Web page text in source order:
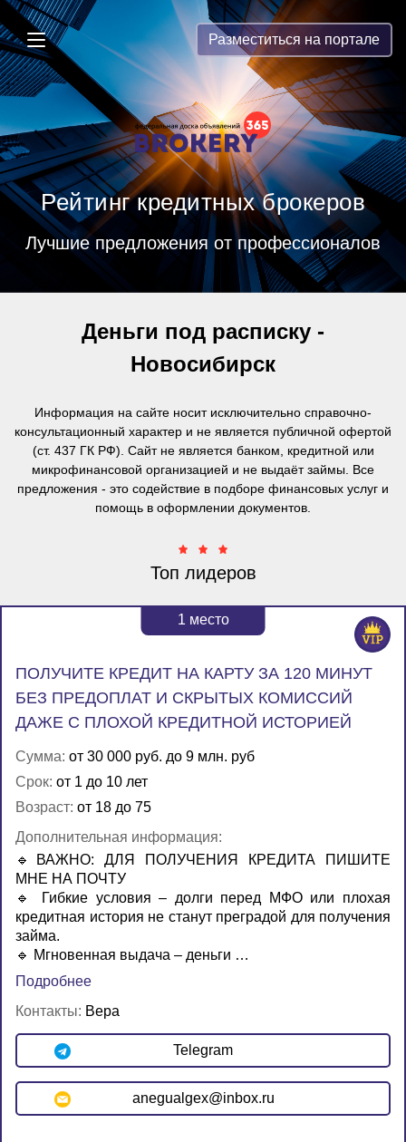
Brokery365 - Рейтинг кредитных
Разместиться на портале
Рейтинг кредитных брокеров
Лучшие предложения от профессионалов
Деньги под расписку -
Новосибирск
Информация на сайте носит исключительно справочно-
консультационный характер и не является публичной офертой
(ст. 437 ГК РФ). Сайт не является банком, кредитной или
микрофинансовой организацией и не выдаёт займы. Все
предложения - это содействие в подборе финансовых услуг и
помощь в оформлении документов.
Топ лидеров
1 место
ПОЛУЧИТЕ КРЕДИТ НА КАРТУ ЗА 120 МИНУТ
БЕЗ ПРЕДОПЛАТ И СКРЫТЫХ КОМИССИЙ
ДАЖЕ С ПЛОХОЙ КРЕДИТНОЙ ИСТОРИЕЙ
Сумма: от 30 000 руб. до 9 млн. руб
Срок: от 1 до 10 лет
Возраст: от 18 до 75
Дополнительная информация:
🔹ВАЖНО: ДЛЯ ПОЛУЧЕНИЯ КРЕДИТА ПИШИТЕ
МНЕ НА ПОЧТУ
🔹 Гибкие условия – долги перед МФО или плохая
кредитная история не станут преградой для получения
займа.
🔹 Мгновенная выдача – деньги …
Подробнее
Контакты: Вера
Telegram
anegualgex@inbox.ru